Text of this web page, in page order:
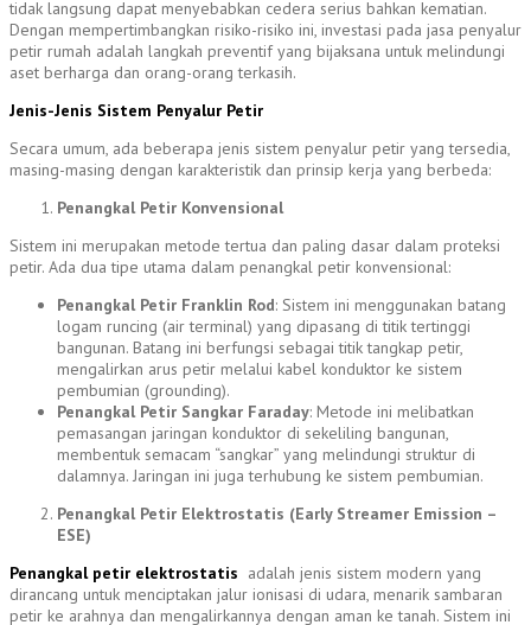
tidak langsung dapat menyebabkan cedera serius bahkan kematian.
Dengan mempertimbangkan risiko-risiko ini, investasi pada jasa penyalur
petir rumah adalah langkah preventif yang bijaksana untuk melindungi
aset berharga dan orang-orang terkasih.
Jenis-Jenis Sistem Penyalur Petir
Secara umum, ada beberapa jenis sistem penyalur petir yang tersedia,
masing-masing dengan karakteristik dan prinsip kerja yang berbeda:
Penangkal Petir Konvensional
Sistem ini merupakan metode tertua dan paling dasar dalam proteksi
petir. Ada dua tipe utama dalam penangkal petir konvensional:
Penangkal Petir Franklin Rod: Sistem ini menggunakan batang
logam runcing (air terminal) yang dipasang di titik tertinggi
bangunan. Batang ini berfungsi sebagai titik tangkap petir,
mengalirkan arus petir melalui kabel konduktor ke sistem
pembumian (grounding).
Penangkal Petir Sangkar Faraday: Metode ini melibatkan
pemasangan jaringan konduktor di sekeliling bangunan,
membentuk semacam “sangkar” yang melindungi struktur di
dalamnya. Jaringan ini juga terhubung ke sistem pembumian.
Penangkal Petir Elektrostatis (Early Streamer Emission –
ESE)
Penangkal petir elektrostatis adalah jenis sistem modern yang
dirancang untuk menciptakan jalur ionisasi di udara, menarik sambaran
petir ke arahnya dan mengalirkannya dengan aman ke tanah. Sistem ini